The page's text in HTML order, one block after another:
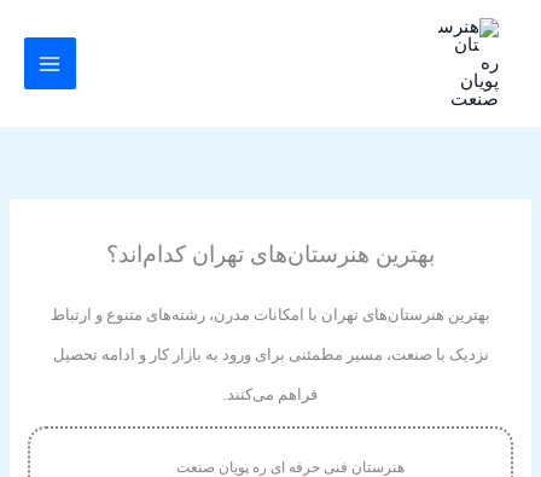
بهترین هنرستان‌های تهران کدام‌اند؟
بهترین هنرستان‌های تهران با امکانات مدرن، رشته‌های متنوع و ارتباط
نزدیک با صنعت، مسیر مطمئنی برای ورود به بازار کار و ادامه تحصیل
فراهم می‌کنند.
هنرستان فنی حرفه ای ره پویان صنعت